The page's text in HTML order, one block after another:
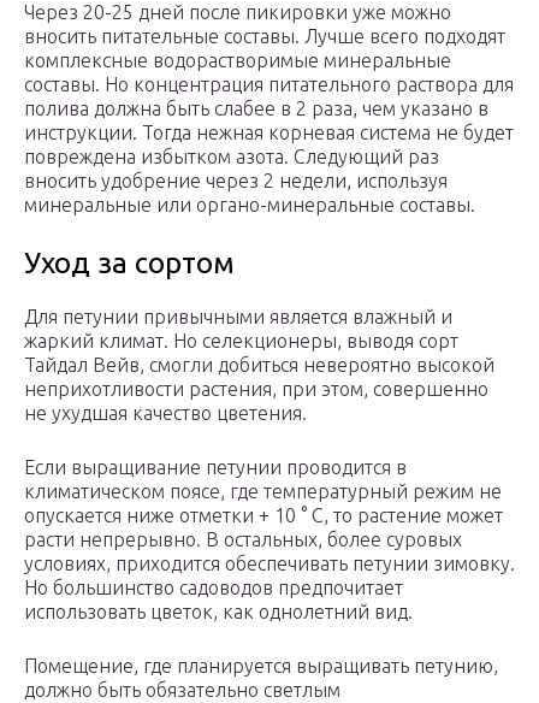
Через 20-25 дней после пикировки уже можно
вносить питательные составы. Лучше всего подходят
комплексные водорастворимые минеральные
составы. Но концентрация питательного раствора для
полива должна быть слабее в 2 раза, чем указано в
инструкции. Тогда нежная корневая система не будет
повреждена избытком азота. Следующий раз
вносить удобрение через 2 недели, используя
минеральные или органо-минеральные составы.
Уход за сортом
Для петунии привычными является влажный и
жаркий климат. Но селекционеры, выводя сорт
Тайдал Вейв, смогли добиться невероятно высокой
неприхотливости растения, при этом, совершенно
не ухудшая качество цветения.
Если выращивание петунии проводится в
климатическом поясе, где температурный режим не
опускается ниже отметки + 10 ° С, то растение может
расти непрерывно. В остальных, более суровых
условиях, приходится обеспечивать петунии зимовку.
Но большинство садоводов предпочитает
использовать цветок, как однолетний вид.
Помещение, где планируется выращивать петунию,
должно быть обязательно светлым